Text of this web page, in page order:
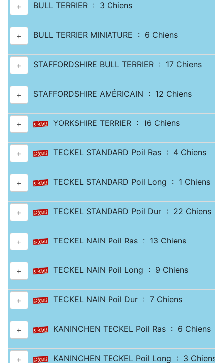
+ BULL TERRIER : 3 Chiens
+ BULL TERRIER MINIATURE : 6 Chiens
+ STAFFORDSHIRE BULL TERRIER : 17 Chiens
+ STAFFORDSHIRE AMÉRICAIN : 12 Chiens
+ YORKSHIRE TERRIER : 16 Chiens
+ TECKEL STANDARD Poil Ras : 4 Chiens
+ TECKEL STANDARD Poil Long : 1 Chiens
+ TECKEL STANDARD Poil Dur : 22 Chiens
+ TECKEL NAIN Poil Ras : 13 Chiens
+ TECKEL NAIN Poil Long : 9 Chiens
+ TECKEL NAIN Poil Dur : 7 Chiens
+ KANINCHEN TECKEL Poil Ras : 6 Chiens
+ KANINCHEN TECKEL Poil Long : 3 Chiens